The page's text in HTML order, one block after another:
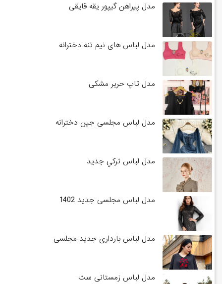
مدل پیراهن گیپور یقه قایقی
مدل لباس های نیم تنه دخترانه
مدل تاپ حریر مشکی
مدل لباس مجلسی جین دخترانه
مدل لباس تركي جديد
مدل لباس مجلسی جدید 1402
مدل لباس بارداری جدید مجلسی
مدل لباس زمستانی ست